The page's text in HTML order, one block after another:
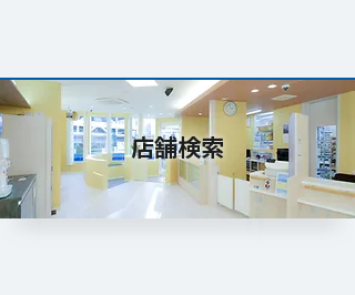
店舗検索